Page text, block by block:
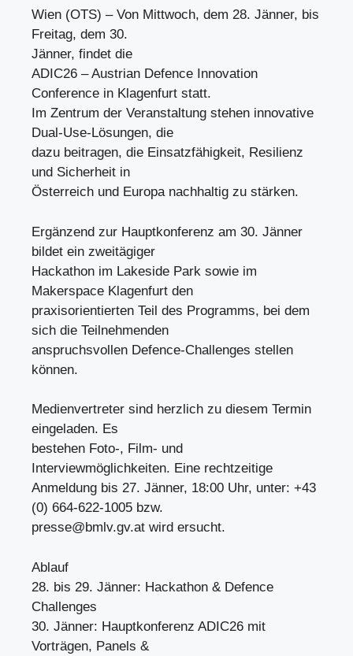
Wien (OTS) – Von Mittwoch, dem 28. Jänner, bis
Freitag, dem 30.
Jänner, findet die
ADIC26 – Austrian Defence Innovation
Conference in Klagenfurt statt.
Im Zentrum der Veranstaltung stehen innovative
Dual-Use-Lösungen, die
dazu beitragen, die Einsatzfähigkeit, Resilienz
und Sicherheit in
Österreich und Europa nachhaltig zu stärken.
Ergänzend zur Hauptkonferenz am 30. Jänner
bildet ein zweitägiger
Hackathon im Lakeside Park sowie im
Makerspace Klagenfurt den
praxisorientierten Teil des Programms, bei dem
sich die Teilnehmenden
anspruchsvollen Defence-Challenges stellen
können.
Medienvertreter sind herzlich zu diesem Termin
eingeladen. Es
bestehen Foto-, Film- und
Interviewmöglichkeiten. Eine rechtzeitige
Anmeldung bis 27. Jänner, 18:00 Uhr, unter: +43
(0) 664-622-1005 bzw.
presse@bmlv.gv.at wird ersucht.
Ablauf
28. bis 29. Jänner: Hackathon & Defence
Challenges
30. Jänner: Hauptkonferenz ADIC26 mit
Vorträgen, Panels &